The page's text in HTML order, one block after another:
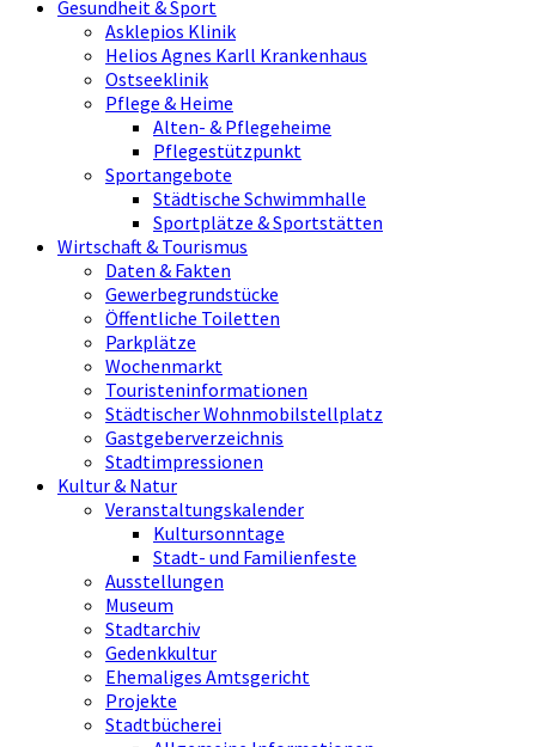
Gesundheit & Sport
Asklepios Klinik
Helios Agnes Karll Krankenhaus
Ostseeklinik
Pflege & Heime
Alten- & Pflegeheime
Pflegestützpunkt
Sportangebote
Städtische Schwimmhalle
Sportplätze & Sportstätten
Wirtschaft & Tourismus
Daten & Fakten
Gewerbegrundstücke
Öffentliche Toiletten
Parkplätze
Wochenmarkt
Touristeninformationen
Städtischer Wohnmobilstellplatz
Gastgeberverzeichnis
Stadtimpressionen
Kultur & Natur
Veranstaltungskalender
Kultursonntage
Stadt- und Familienfeste
Ausstellungen
Museum
Stadtarchiv
Gedenkkultur
Ehemaliges Amtsgericht
Projekte
Stadtbücherei